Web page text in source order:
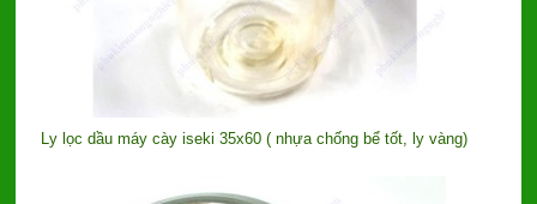
Ly lọc dầu máy cày iseki 35x60 ( nhựa chống bể tốt, ly vàng)